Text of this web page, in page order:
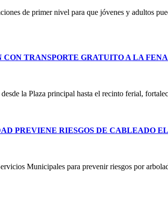
de primer nivel para que jóvenes y adultos
TRANSPORTE GRATUITO A LA
la Plaza principal hasta el recinto ferial,
PREVIENE RIESGOS DE CABLEADO
Municipales para prevenir riesgos por